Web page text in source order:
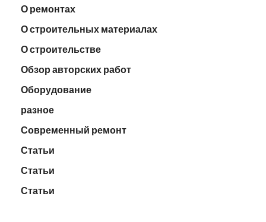
О ремонтах
О строительных материалах
О строительстве
Обзор авторских работ
Оборудование
разное
Современный ремонт
Статьи
Статьи
Статьи